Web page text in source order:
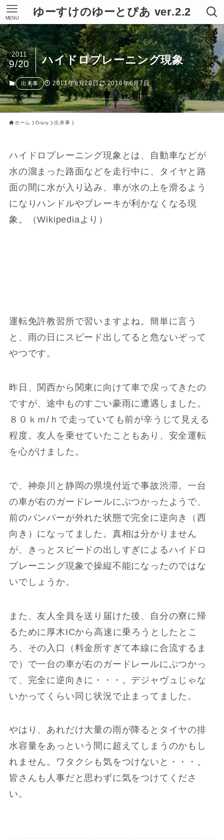
ゆーすけのゆーとぴあ ver.2.2
MENU
ハイドロプレーニング現象
2011
9/20
出来事 2011年9月20日 2016年6月7日
ホーム Diary 出来事
ハイドロプレーニング現象とは、自動車などが
水の溜まった路面などを走行中に、タイヤと路
面の間に水が入り込み、車が水の上を滑るよう
になりハンドルやブレーキが利かなくなる現
象。（Wikipediaより）
運転免許教習所で習いますよね。簡単に言う
と、雨の日にスピード出してると危ないぞって
やつです。
昨日、関西から関東に向けて車で戻ってきたの
ですが、途中ものすごい豪雨に遭遇しました。
８０ｋｍ/ｈで走っていても前が辛うじて見える
程度。友人を乗せていたこともあり、安全運転
を心がけました。
で、神奈川と静岡の県境付近で事故渋滞。一台
の車が右のガードレールにぶつかったようで、
前のバンパーが外れた状態で完全に逆向き（西
向き）になってました。真相は分かりません
が、きっとスピードの出しすぎによるハイドロ
プレーニング現象で操縦不能になったのではな
いでしょうか。
また、友人全員を送り届けた後、自分の寮に帰
るために厚木ICから高速に乗ろうとしたとこ
ろ、その入口（料金所すぎて本線に合流するま
で）で一台の車が右のガードレールにぶつかっ
て、完全に逆向きに・・・。デジャヴュじゃな
いかってくらい同じ状況で止まってました。
やはり、あれだけ大量の雨が降るとタイヤの排
水容量をあっという間に超えてしまうのかもし
れません。ワタクシも気をつけないと・・・。
皆さんも人事だと思わずに気をつけてくださ
い。